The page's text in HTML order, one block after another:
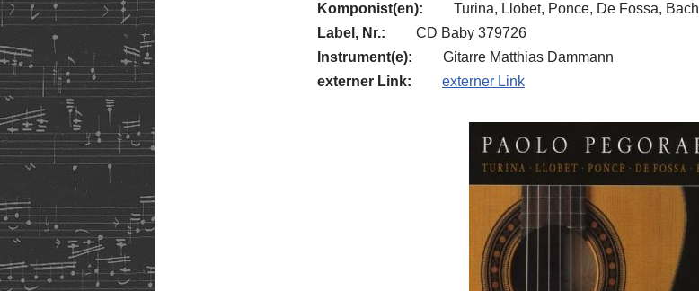
Komponist(en):
Turina, Llobet, Ponce, De Fossa, Bach
Label, Nr.:
CD Baby 379726
Instrument(e):
Gitarre Matthias Dammann
externer Link:
externer Link